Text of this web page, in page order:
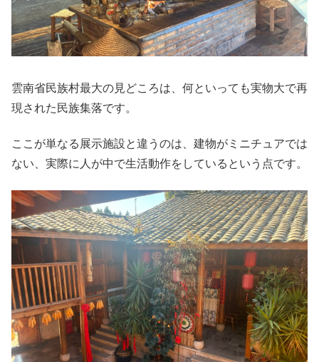
雲南省民族村最大の見どころは、何といっても実物大で再
現された民族集落です。
ここが単なる展示施設と違うのは、建物がミニチュアでは
ない、実際に人が中で生活動作をしているという点です。